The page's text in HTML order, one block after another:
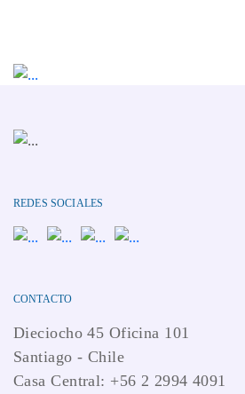
REDES SOCIALES
CONTACTO
Dieciocho 45 Oficina 101
Santiago - Chile
Casa Central: +56 2 2994 4091